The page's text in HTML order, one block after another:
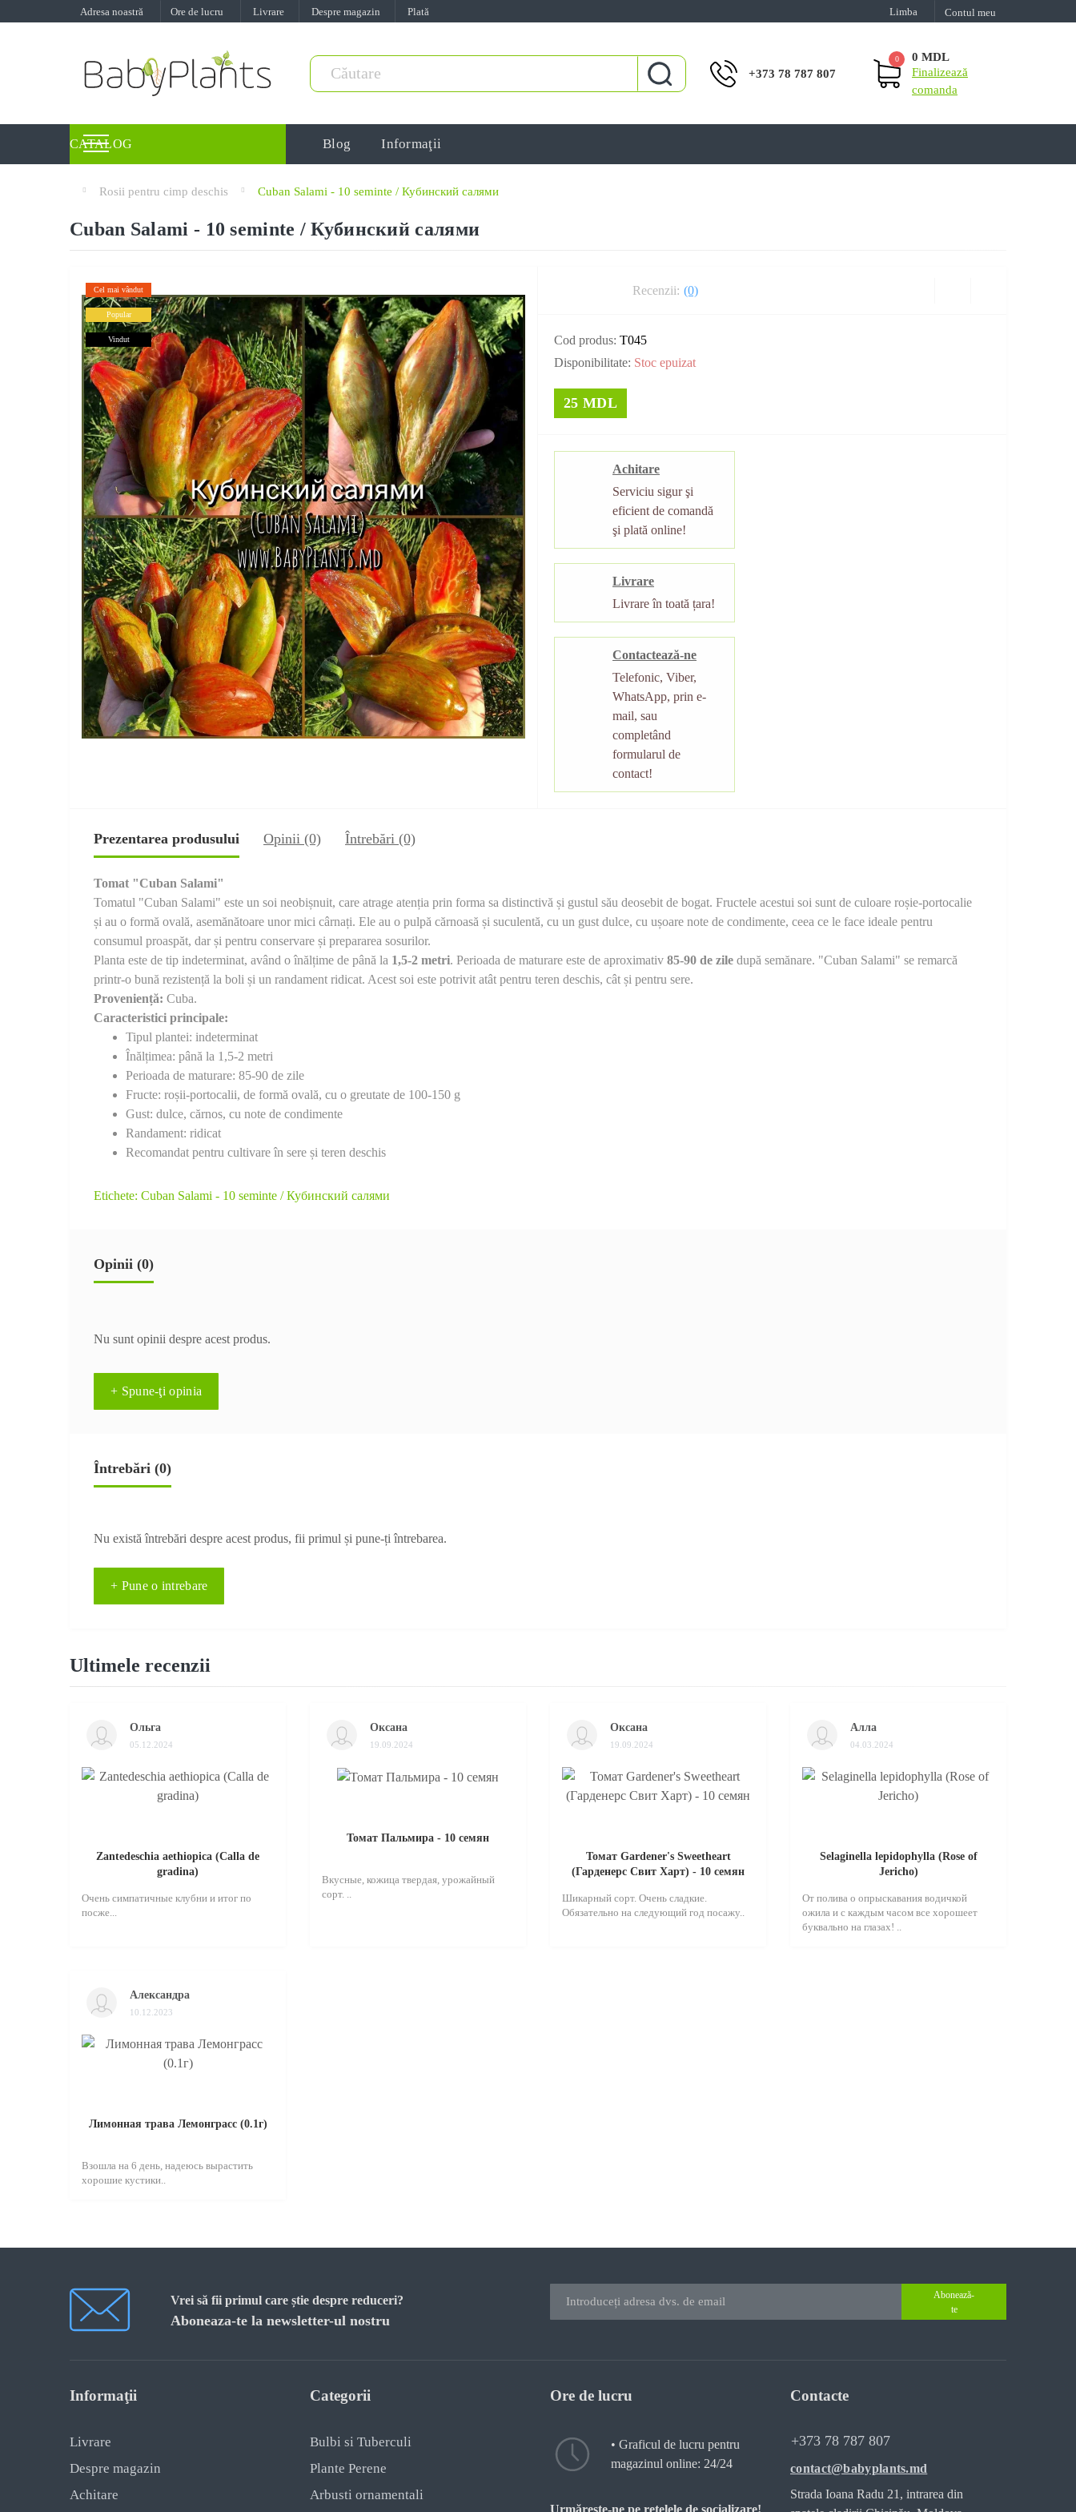
Adresa noastră Ore de lucru Livrare Despre magazin Plată Limba Contul meu
+373 78 787 807
0
0 MDL
Finalizează
comanda
CATALOG Blog Informaţii
Rosii pentru cimp deschis Cuban Salami - 10 seminte / Кубинский салями
Cuban Salami - 10 seminte / Кубинский салями
Cel mai vândut
Popular
Vindut
Recenzii: (0)
Cod produs: T045
Disponibilitate: Stoc epuizat
25 MDL
Achitare
Serviciu sigur şi
eficient de comandă
şi plată online!
Livrare
Livrare în toată țara!
Contactează-ne
Telefonic, Viber,
WhatsApp, prin e-
mail, sau
completând
formularul de
contact!
Prezentarea produsului Opinii (0) Întrebări (0)
Tomat "Cuban Salami"
Tomatul "Cuban Salami" este un soi neobișnuit, care atrage atenția prin forma sa distinctivă și gustul său deosebit de bogat. Fructele acestui soi sunt de culoare roșie-portocalie
și au o formă ovală, asemănătoare unor mici cârnați. Ele au o pulpă cărnoasă și suculentă, cu un gust dulce, cu ușoare note de condimente, ceea ce le face ideale pentru
consumul proaspăt, dar și pentru conservare și prepararea sosurilor.
Planta este de tip indeterminat, având o înălțime de până la 1,5-2 metri. Perioada de maturare este de aproximativ 85-90 de zile după semănare. "Cuban Salami" se remarcă
printr-o bună rezistență la boli și un randament ridicat. Acest soi este potrivit atât pentru teren deschis, cât și pentru sere.
Proveniență: Cuba.
Caracteristici principale:
Tipul plantei: indeterminat
Înălțimea: până la 1,5-2 metri
Perioada de maturare: 85-90 de zile
Fructe: roșii-portocalii, de formă ovală, cu o greutate de 100-150 g
Gust: dulce, cărnos, cu note de condimente
Randament: ridicat
Recomandat pentru cultivare în sere și teren deschis
Etichete: Cuban Salami - 10 seminte / Кубинский салями
Opinii (0)
Nu sunt opinii despre acest produs.
+ Spune-ţi opinia
Întrebări (0)
Nu există întrebări despre acest produs, fii primul și pune-ți întrebarea.
+ Pune o intrebare
Ultimele recenzii
Ольга
05.12.2024
Zantedeschia aethiopica (Calla de
gradina)
Очень симпатичные клубни и итог по
посже...
Оксана
19.09.2024
Томат Пальмира - 10 семян
Вкусные, кожица твердая, урожайный
сорт. ..
Оксана
19.09.2024
Томат Gardener's Sweetheart
(Гарденерс Свит Харт) - 10 семян
Шикарный сорт. Очень сладкие.
Обязательно на следующий год посажу..
Алла
04.03.2024
Selaginella lepidophylla (Rose of
Jericho)
От полива о опрыскавания водичкой
ожила и с каждым часом все хорошеет
буквально на глазах! ..
Александра
10.12.2023
Лимонная трава Лемонграсс (0.1г)
Взошла на 6 день, надеюсь вырастить
хорошие кустики..
Vrei să fii primul care știe despre reduceri?
Aboneaza-te la newsletter-ul nostru
Abonează-
te
Informaţii
Livrare
Despre magazin
Achitare
Categorii
Bulbi si Tuberculi
Plante Perene
Arbusti ornamentali
Ore de lucru
• Graficul de lucru pentru
magazinul online: 24/24
Urmărește-ne pe rețelele de socializare!
Contacte
+373 78 787 807
contact@babyplants.md
Strada Ioana Radu 21, intrarea din